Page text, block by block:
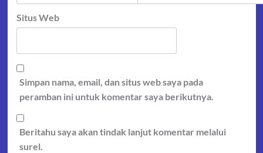
Situs Web
Simpan nama, email, dan situs web saya pada
peramban ini untuk komentar saya berikutnya.
Beritahu saya akan tindak lanjut komentar melalui
surel.